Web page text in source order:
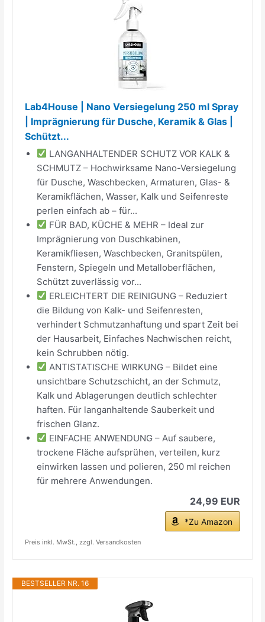
Lab4House | Nano Versiegelung 250 ml Spray
| Imprägnierung für Dusche, Keramik & Glas |
Schützt...
LANGANHALTENDER SCHUTZ VOR KALK &
SCHMUTZ – Hochwirksame Nano-Versiegelung
für Dusche, Waschbecken, Armaturen, Glas- &
Keramikflächen, Wasser, Kalk und Seifenreste
perlen einfach ab – für...
FÜR BAD, KÜCHE & MEHR – Ideal zur
Imprägnierung von Duschkabinen,
Keramikfliesen, Waschbecken, Granitspülen,
Fenstern, Spiegeln und Metalloberflächen,
Schützt zuverlässig vor...
ERLEICHTERT DIE REINIGUNG – Reduziert
die Bildung von Kalk- und Seifenresten,
verhindert Schmutzanhaftung und spart Zeit bei
der Hausarbeit, Einfaches Nachwischen reicht,
kein Schrubben nötig.
ANTISTATISCHE WIRKUNG – Bildet eine
unsichtbare Schutzschicht, an der Schmutz,
Kalk und Ablagerungen deutlich schlechter
haften. Für langanhaltende Sauberkeit und
frischen Glanz.
EINFACHE ANWENDUNG – Auf saubere,
trockene Fläche aufsprühen, verteilen, kurz
einwirken lassen und polieren, 250 ml reichen
für mehrere Anwendungen.
24,99 EUR
*Zu Amazon
Preis inkl. MwSt., zzgl. Versandkosten
BESTSELLER NR. 16